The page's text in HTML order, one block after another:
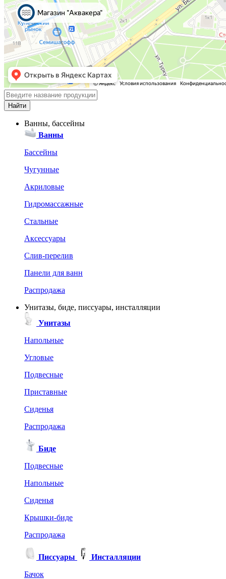
Ванны, бассейны
Ванны
Бассейны
Чугунные
Акриловые
Гидромассажные
Стальные
Аксессуары
Слив-перелив
Панели для ванн
Распродажа
Унитазы, биде, писсуары, инсталляции
Унитазы
Напольные
Угловые
Подвесные
Приставные
Сиденья
Распродажа
Биде
Подвесные
Напольные
Сиденья
Крышки-биде
Распродажа
Писсуары
Инсталляции
Бачок